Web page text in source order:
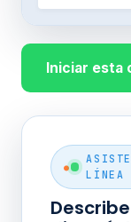
Iniciar esta
LÍNEA